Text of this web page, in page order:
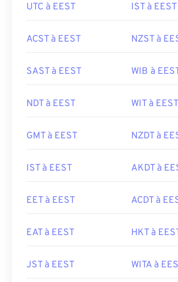
UTC à EEST IST à EEST
ACST à EEST NZST à
SAST à EEST WIB à
NDT à EEST WIT à EEST
GMT à EEST NZDT à
IST à EEST AKDT à
EET à EEST ACDT à
EAT à EEST HKT à
JST à EEST WITA à